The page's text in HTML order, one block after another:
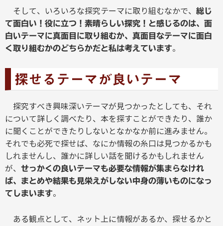
そして、いろいろな探究テーマに取り組むなかで、 総じ
て面白い！役に立つ！素晴らしい探究！と感じるのは、面
白いテーマに真面目に取り組むか、真面目なテーマに面白
く取り組むかのどちらかだと私は考えています。
探せるテーマが良いテーマ
探究すべき興味深いテーマが見つかったとしても、それ
について詳しく調べたり、本を探すことができたり、誰か
に聞くことができたりしないとなかなか前に進みません。
それでも必死で探せば、なにか情報の糸口は見つかるかも
しれませんし、誰かに詳しい話を聞けるかもしれません
が、 せっかくの良いテーマも必要な情報が集まらなけれ
ば、まとめや結果も見栄えがしない中身の薄いものになっ
てしまいます。
ある観点として、ネット上に情報があるか、探せるかと